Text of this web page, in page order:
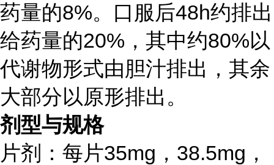
药量的8%。口服后48h约排出
给药量的20%，其中约80%以
代谢物形式由胆汁排出，其余
大部分以原形排出。
剂型与规格
片剂：每片35mg，38.5mg，